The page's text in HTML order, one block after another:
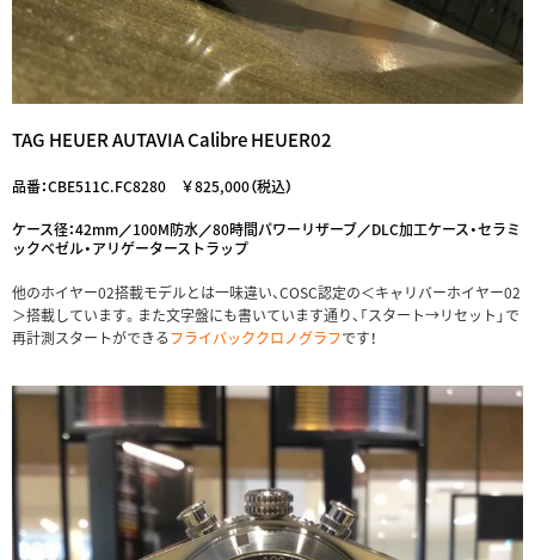
TAG HEUER AUTAVIA Calibre HEUER02
品番：CBE511C.FC8280 ￥825,000（税込）
ケース径：42mm／100M防水／80時間パワーリザーブ／DLC加工ケース・セラミ
ックベゼル・アリゲーターストラップ
他のホイヤー02搭載モデルとは一味違い、COSC認定の＜キャリバーホイヤー02
＞搭載しています。また文字盤にも書いています通り、「スタート→リセット」で
再計測スタートができるフライバッククロノグラフです！